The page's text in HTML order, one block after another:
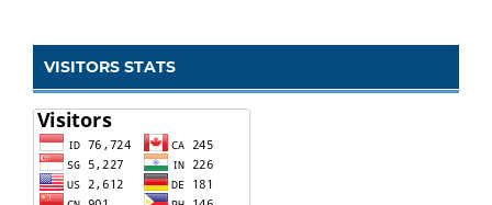
VISITORS STATS